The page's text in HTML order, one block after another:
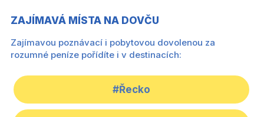
ZAJÍMAVÁ MÍSTA NA DOVČU
Zajímavou poznávací i pobytovou dovolenou za
rozumné peníze pořídíte i v destinacích:
#Řecko